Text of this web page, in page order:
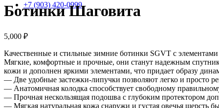
+7 (903) 420-0999
Ботинки Шаговита
5,000 ₽
Качественные и стильные зимние ботинки SGVT с
Мягкие, комфортные и прочные, они станут надежным
кожи и дополнен яркими элементами, что придает образу
— Две удобные застежки-липучки позволяют легко и просто
— Анатомичная колодка способствует свободному
— Прочная нескользящая подошва с глубоким протектором
— Мягкая натуральная кожа снаружи и густая овечья шерсть